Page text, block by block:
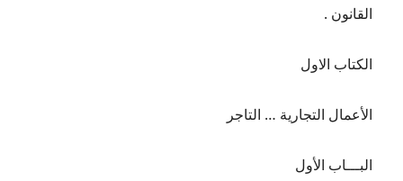
القانون .
الكتاب الاول
الأعمال التجارية … التاجر
البـــاب الأول